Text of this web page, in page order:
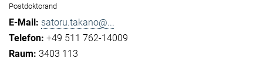
Postdoktorand
satoru.takano@...
+49 511 762-14009
3403 113